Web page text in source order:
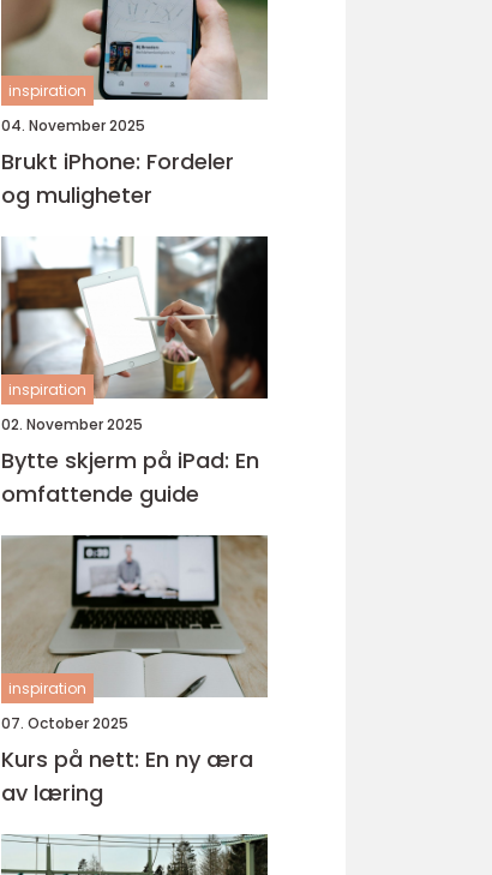
inspiration
04. November 2025
Brukt iPhone: Fordeler
og muligheter
inspiration
02. November 2025
Bytte skjerm på iPad: En
omfattende guide
inspiration
07. October 2025
Kurs på nett: En ny æra
av læring